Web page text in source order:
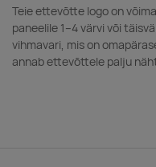
Teie ettevõtte logo on
paneelile 1–4 värvi või
vihmavari, mis on
annab ettevõttele palju